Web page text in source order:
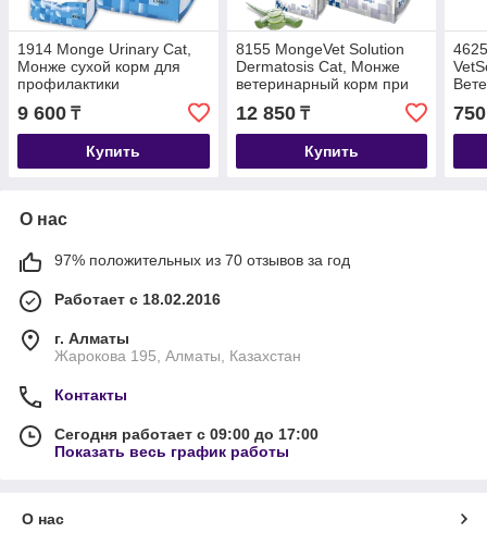
1914 Monge Urinary Cat,
Монже сухой корм для
профилактики
мочекаменной болезни
кошек, уп. 1,5кг.
9 600 ₸
Купить
8155 MongeVet Solution
Dermatosis Cat, Монже
ветеринарный корм при
проблемах кожи для
взрослых кошек, уп.1,5кг
12 850₸
Купить
750
О нас
97% положительных из 70 отзывов за год
Работает с 18.02.2016
г. Алматы
Жарокова 195, Алматы, Казахстан
Контакты
Сегодня работает с 09:00 до 17:00
Показать весь график работы
О нас